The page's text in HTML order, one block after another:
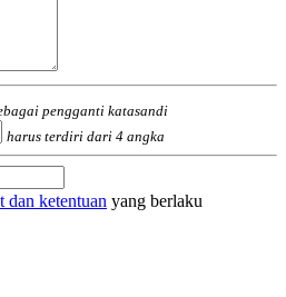
pengganti katasandi
harus terdiri dari 4 angka
dan ketentuan yang berlaku